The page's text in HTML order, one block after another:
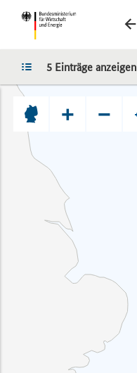
LISTE
5 Einträge anzeigen
+ −